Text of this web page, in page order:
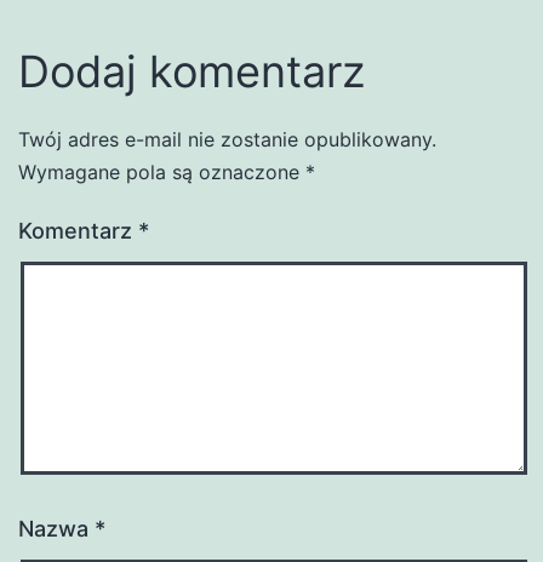
Dodaj komentarz
Twój adres e-mail nie zostanie opublikowany.
Wymagane pola są oznaczone *
Komentarz *
Nazwa *